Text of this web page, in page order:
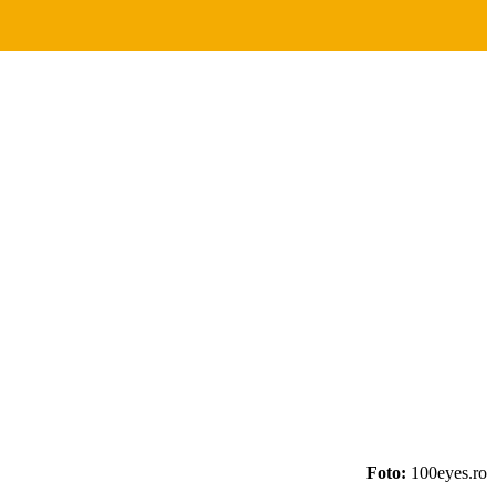
Foto: 100eyes.ro